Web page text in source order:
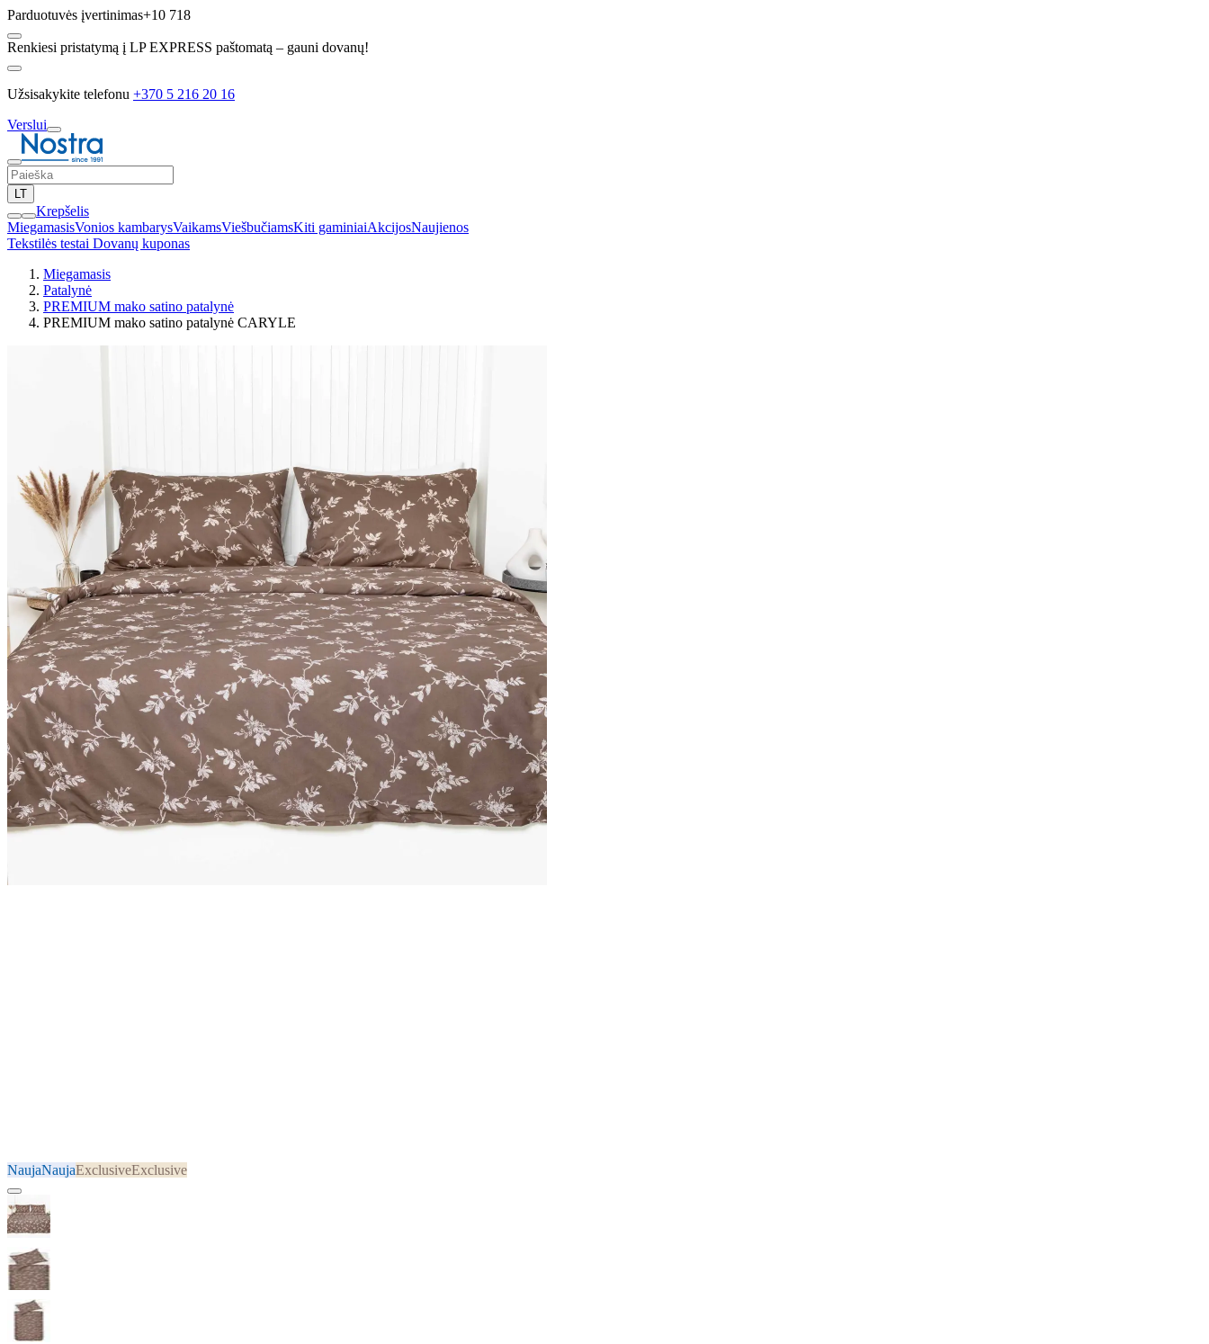
Parduotuvės įvertinimas+10 718
Renkiesi pristatymą į LP EXPRESS paštomatą – gauni dovanų!
Užsisakykite telefonu +370 5 216 20 16
Verslui
LT
Krepšelis
MiegamasisVonios kambarysVaikamsViešbučiamsKiti gaminiaiAkcijosNaujienos
Tekstilės testai Dovanų kuponas
Miegamasis
Patalynė
PREMIUM mako satino patalynė
PREMIUM mako satino patalynė CARYLE
NaujaNaujaExclusiveExclusive